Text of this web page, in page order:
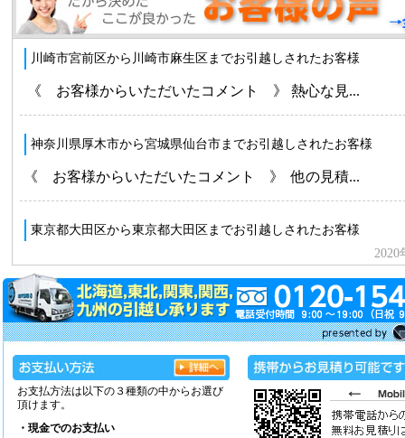
お支払方法は以下の３種類の中からお選び
頂けます。
・現金でのお支払い